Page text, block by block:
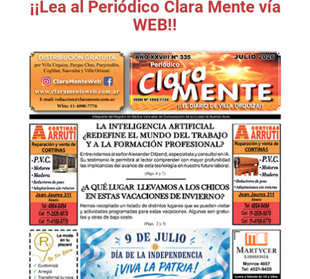
¡¡Lea al Periódico Clara Mente vía
WEB!!